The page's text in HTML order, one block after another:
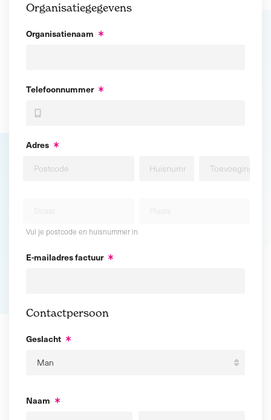
Organisatiegegevens
Organisatienaam
Telefoonnummer
Adres
Vul je postcode en huisnummer in
E-mailadres factuur
Contactpersoon
Geslacht
Naam